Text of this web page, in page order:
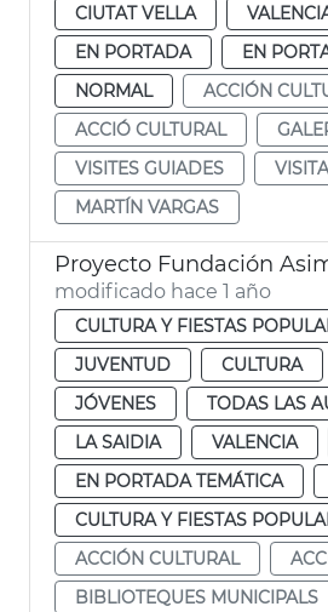
CIUTAT VELLA
EN PORTADA
EN
NORMAL
ACCIÓN
ACCIÓ CULTURAL
VISITES GUIADES
MARTÍN VARGAS
Proyecto Fundación
modificado hace 1 año
CULTURA Y FIESTAS
JUVENTUD
CULTURA
JÓVENES
TODAS LAS
LA SAIDIA
VALENCIA
EN PORTADA TEMÁTICA
CULTURA Y FIESTAS
ACCIÓN CULTURAL
BIBLIOTEQUES MUNICIPALS